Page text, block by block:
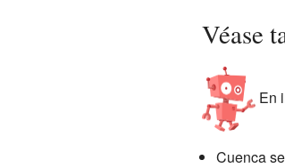
Véase
En
Cuenca